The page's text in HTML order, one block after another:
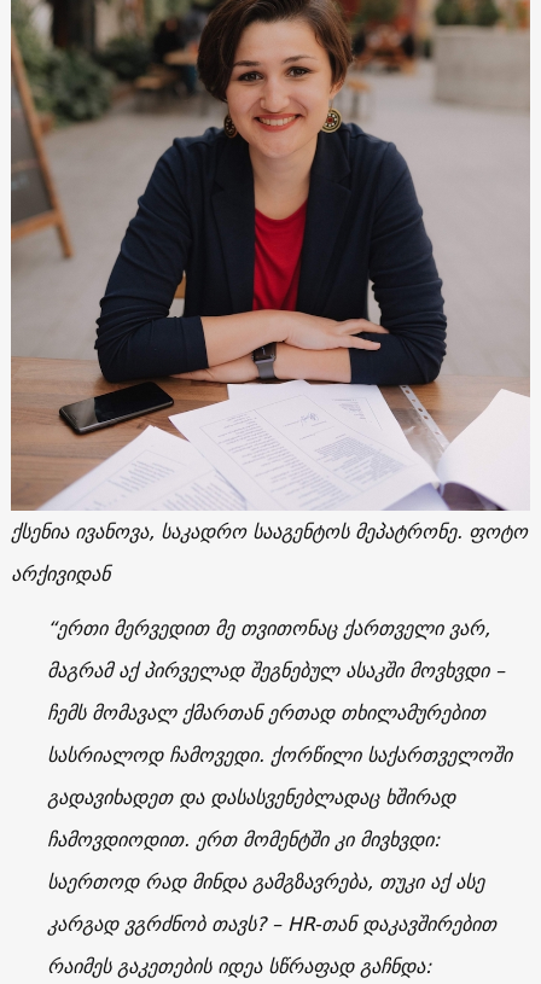
ქსენია ივანოვა, საკადრო სააგენტოს მეპატრონე. ფოტო
არქივიდან
“ერთი მერვედით მე თვითონაც ქართველი ვარ,
მაგრამ აქ პირველად შეგნებულ ასაკში მოვხვდი –
ჩემს მომავალ ქმართან ერთად თხილამურებით
სასრიალოდ ჩამოვედი. ქორწილი საქართველოში
გადავიხადეთ და დასასვენებლადაც ხშირად
ჩამოვდიოდით. ერთ მომენტში კი მივხვდი:
საერთოდ რად მინდა გამგზავრება, თუკი აქ ასე
კარგად ვგრძნობ თავს? – HR-თან დაკავშირებით
რაიმეს გაკეთების იდეა სწრაფად გაჩნდა: